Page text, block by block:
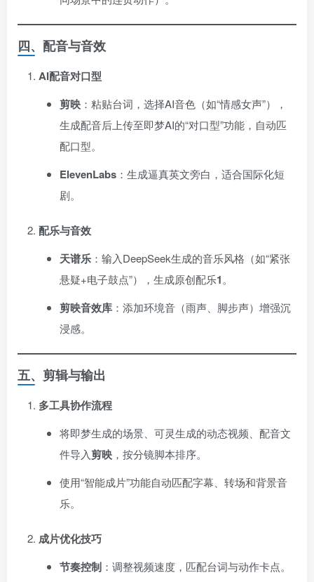
四、配音与音效
AI配音对口型
剪映 ：粘贴台词，选择AI音色（如“情感女声”），
生成配音后上传至即梦AI的“对口型”功能，自动匹
配口型。
ElevenLabs ：生成逼真英文旁白，适合国际化短
剧。
配乐与音效
天谱乐 ：输入DeepSeek生成的音乐风格（如“紧张
悬疑+电子鼓点”），生成原创配乐1。
剪映音效库 ：添加环境音（雨声、脚步声）增强沉
浸感。
五、剪辑与输出
多工具协作流程
将即梦生成的场景、可灵生成的动态视频、配音文
件导入剪映 ，按分镜脚本排序。
使用“智能成片”功能自动匹配字幕、转场和背景音
乐。
成片优化技巧
节奏控制 ：调整视频速度，匹配台词与动作卡点。